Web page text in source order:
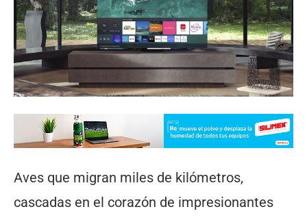
Aves que migran miles de kilómetros,
cascadas en el corazón de impresionantes